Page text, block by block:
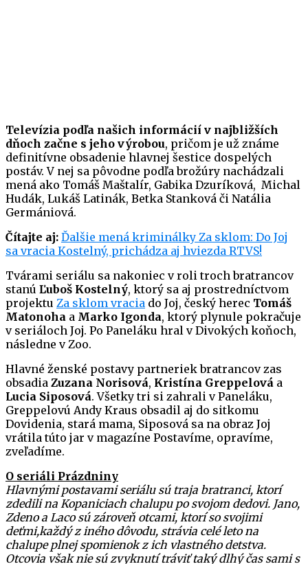
Televízia podľa našich informácií v najbližších
dňoch začne s jeho výrobou, pričom je už známe
definitívne obsadenie hlavnej šestice dospelých
postáv. V nej sa pôvodne podľa brožúry nachádzali
mená ako Tomáš Maštalír, Gabika Dzuríková, Michal
Hudák, Lukáš Latinák, Betka Stanková či Natália
Germániová.
Čítajte aj: Ďalšie mená kriminálky Za sklom: Do Joj
sa vracia Kostelný, prichádza aj hviezda RTVS!
Tvárami seriálu sa nakoniec v roli troch bratrancov
stanú Ľuboš Kostelný, ktorý sa aj prostredníctvom
projektu Za sklom vracia do Joj, český herec Tomáš
Matonoha a Marko Igonda, ktorý plynule pokračuje
v seriáloch Joj. Po Paneláku hral v Divokých koňoch,
následne v Zoo.
Hlavné ženské postavy partneriek bratrancov zas
obsadia Zuzana Norisová, Kristína Greppelová a
Lucia Siposová. Všetky tri si zahrali v Paneláku,
Greppelovú Andy Kraus obsadil aj do sitkomu
Dovidenia, stará mama, Siposová sa na obraz Joj
vrátila túto jar v magazíne Postavíme, opravíme,
zveľadíme.
O seriáli Prázdniny
Hlavnými postavami seriálu sú traja bratranci, ktorí
zdedili na Kopaniciach chalupu po svojom dedovi. Jano,
Zdeno a Laco sú zároveň otcami, ktorí so svojimi
deťmi,každý z iného dôvodu, strávia celé leto na
chalupe plnej spomienok z ich vlastného detstva.
Otcovia však nie sú zvyknutí tráviť taký dlhý čas sami s